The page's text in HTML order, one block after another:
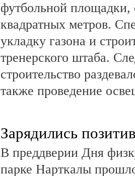
футбольной
квадратных метров.
укладку газона и
тренерского штаба.
строительство
также проведение
Зарядились
В преддверии Дня
парке Нарткалы